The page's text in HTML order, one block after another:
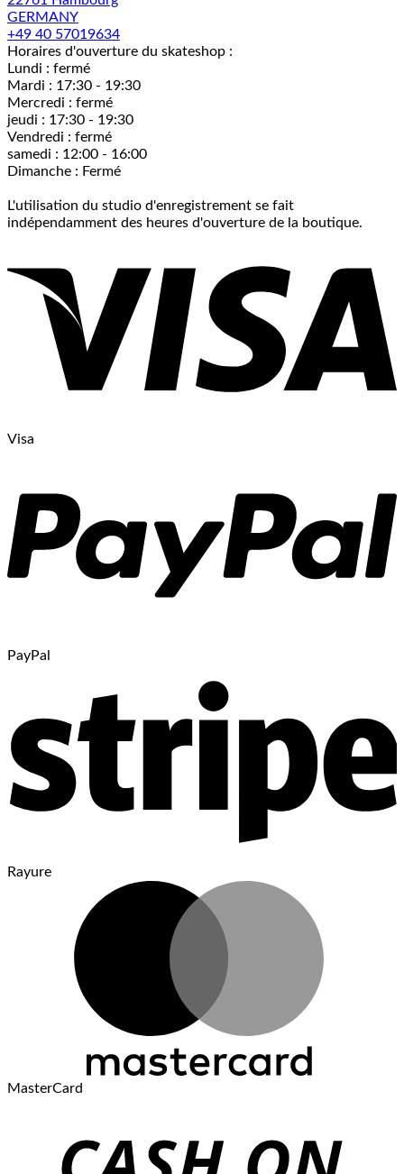
GERMANY
+49 40 57019634
Horaires d'ouverture du skateshop :
Lundi : fermé
Mardi : 17:30 - 19:30
Mercredi : fermé
jeudi : 17:30 - 19:30
Vendredi : fermé
samedi : 12:00 - 16:00
Dimanche : Fermé
L'utilisation du studio d'enregistrement se fait
indépendamment des heures d'ouverture de la boutique.
Visa
PayPal
Rayure
MasterCard